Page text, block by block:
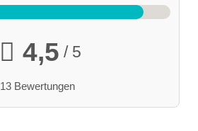
4,5 / 5
13 Bewertungen